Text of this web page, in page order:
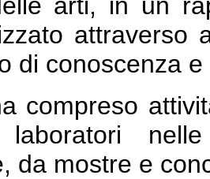
attraverso
di conoscenza
compreso
da mostre e